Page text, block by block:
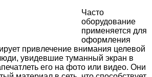
Часто
оборудование
применяется для
оформления
привлечение внимания целевой
увидевшие туманный экран в
его на фото или видео. Они